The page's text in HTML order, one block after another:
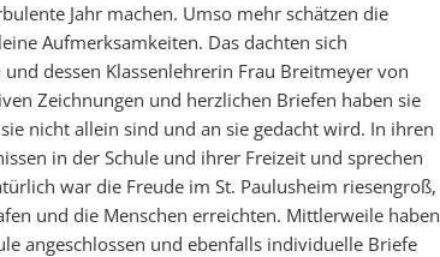
Jahr machen. Umso mehr schätzen die
Aufmerksamkeiten. Das dachten sich
dessen Klassenlehrerin Frau Breitmeyer von
Zeichnungen und herzlichen Briefen haben sie
nicht allein sind und an sie gedacht wird. In ihren
in der Schule und ihrer Freizeit und sprechen
war die Freude im St. Paulusheim riesengroß,
und die Menschen erreichten. Mittlerweile haben
angeschlossen und ebenfalls individuelle Briefe